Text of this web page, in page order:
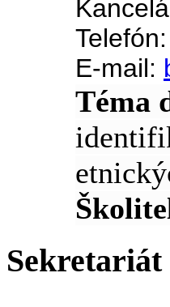
E-mail:
Téma
Sekretariát